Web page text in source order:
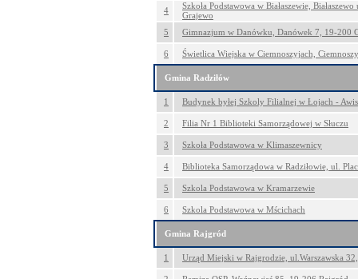
4
Szkoła Podstawowa w Białaszewie,
Grajewo
5
Gimnazjum w Danówku, Danówek 7, 19-200
6 Świetlica Wiejska w Ciemnoszyjach,
Gmina Radziłów
1 Budynek byłej Szkoly Filialnej w Łojach -
2 Filia Nr 1 Biblioteki Samorządowej w Słuczu
3 Szkoła Podstawowa w Klimaszewnicy
4 Biblioteka Samorządowa w Radziłowie, ul.
5 Szkola Podstawowa w Kramarzewie
6 Szkola Podstawowa w Mścichach
Gmina Rajgród
1 Urząd Miejski w Rajgrodzie, ul.Warszawska